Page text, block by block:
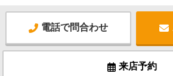
電話で問合わせ
来店予約